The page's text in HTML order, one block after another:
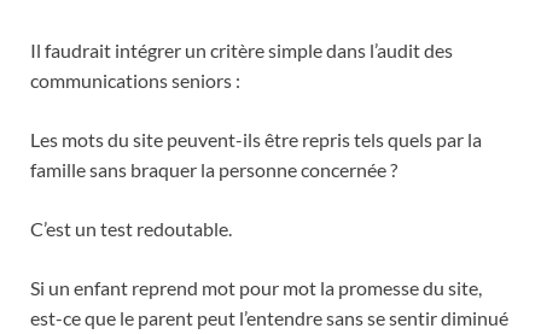
Il faudrait intégrer un critère simple dans l’audit des
communications seniors :
Les mots du site peuvent-ils être repris tels quels par la
famille sans braquer la personne concernée ?
C’est un test redoutable.
Si un enfant reprend mot pour mot la promesse du site,
est-ce que le parent peut l’entendre sans se sentir diminué